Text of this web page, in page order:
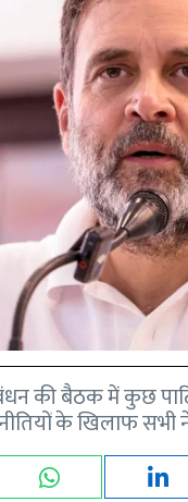
की बैठक में कुछ
के खिलाफ सभी